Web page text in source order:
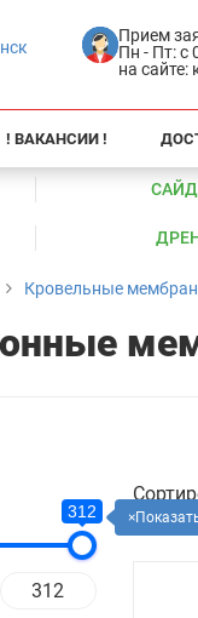
Прием
Пн - Пт: с
на сайте:
! ВАКАНСИИ !
Кровельные
312